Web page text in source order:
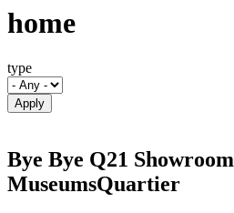
home
type
Bye Bye Q21 Showroom
MuseumsQuartier